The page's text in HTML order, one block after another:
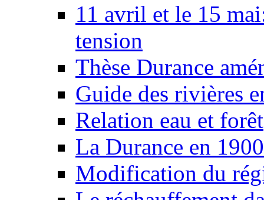
11 avril et le 15
tension
Thèse Durance
Guide des rivières
Relation eau et forêt
La Durance en 1900
Modification du